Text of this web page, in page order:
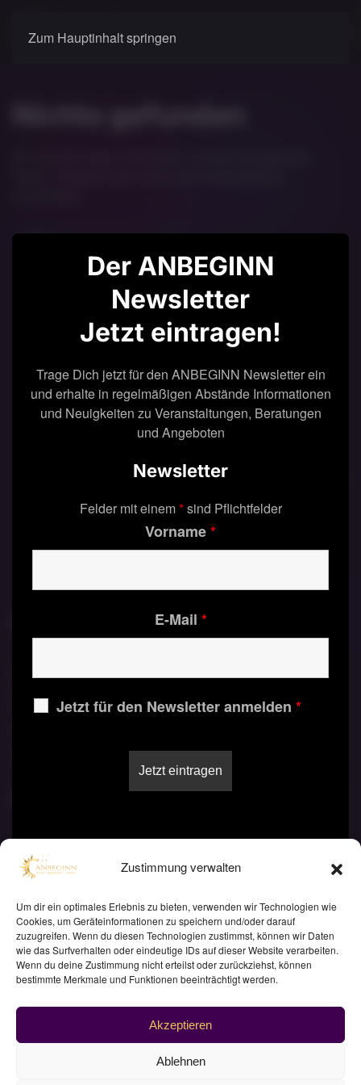
Zustimmung verwalten
Um dir ein optimales Erlebnis zu bieten, verwenden wir Technologien wie
Cookies, um Geräteinformationen zu speichern und/oder darauf
zuzugreifen. Wenn du diesen Technologien zustimmst, können wir Daten
wie das Surfverhalten oder eindeutige IDs auf dieser Website verarbeiten.
Wenn du deine Zustimmung nicht erteilst oder zurückziehst, können
bestimmte Merkmale und Funktionen beeinträchtigt werden.
Akzeptieren
Ablehnen
Zum Hauptinhalt springen
Über den Weg des Herzens: "Dein Herz spricht
in einer Sprache, die leise ist, aber wahr.
Folge ihm, auch wenn der Verstand zögert"
Praxis
Bücher
Über
Mich
Methodik
Ausbildung
Kontakt
Datenschutz
Cookie Richtlinie
Impressum
Instagram
TikTok
BEGINN. Alle Rechte vorbehalten.
Der ANBEGINN
Newsletter
Jetzt eintragen!
Trage Dich jetzt für den ANBEGINN Newsletter ein
und erhalte in regelmäßigen Abstände Informationen
und Neuigkeiten zu Veranstaltungen, Beratungen
und Angeboten
Newsletter
Felder mit einem*sind Pflichtfelder
Vorname*
E-Mail *
Jetzt für den Newsletter anmelden *